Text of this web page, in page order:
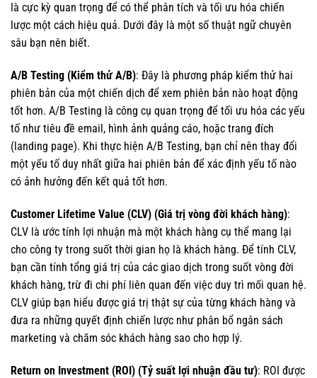
là cực kỳ quan trọng để có thể phân tích và tối ưu hóa chiến
lược một cách hiệu quả. Dưới đây là một số thuật ngữ chuyên
sâu bạn nên biết.
A/B Testing (Kiểm thử A/B): Đây là phương pháp kiểm thử hai
phiên bản của một chiến dịch để xem phiên bản nào hoạt động
tốt hơn. A/B Testing là công cụ quan trọng để tối ưu hóa các yếu
tố như tiêu đề email, hình ảnh quảng cáo, hoặc trang đích
(landing page). Khi thực hiện A/B Testing, bạn chỉ nên thay đổi
một yếu tố duy nhất giữa hai phiên bản để xác định yếu tố nào
có ảnh hưởng đến kết quả tốt hơn.
Customer Lifetime Value (CLV) (Giá trị vòng đời khách hàng):
CLV là ước tính lợi nhuận mà một khách hàng cụ thể mang lại
cho công ty trong suốt thời gian họ là khách hàng. Để tính CLV,
bạn cần tính tổng giá trị của các giao dịch trong suốt vòng đời
khách hàng, trừ đi chi phí liên quan đến việc duy trì mối quan hệ.
CLV giúp bạn hiểu được giá trị thật sự của từng khách hàng và
đưa ra những quyết định chiến lược như phân bổ ngân sách
marketing và chăm sóc khách hàng sao cho hợp lý.
Return on Investment (ROI) (Tỷ suất lợi nhuận đầu tư): ROI được